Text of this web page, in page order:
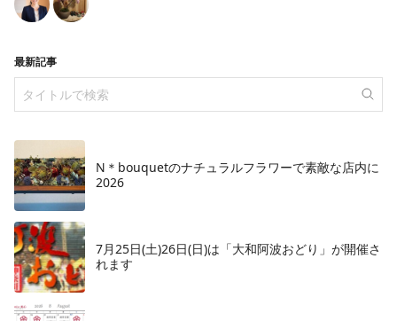
最新記事
N＊bouquetのナチュラルフラワーで素敵な店内に
2026
7月25日(土)26日(日)は「大和阿波おどり」が開催さ
れます